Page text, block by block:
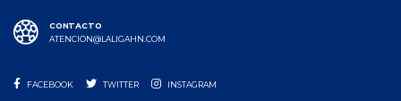
CONTACTO
ATENCION@LALIGAHN.COM
FACEBOOK TWITTER INSTAGRAM